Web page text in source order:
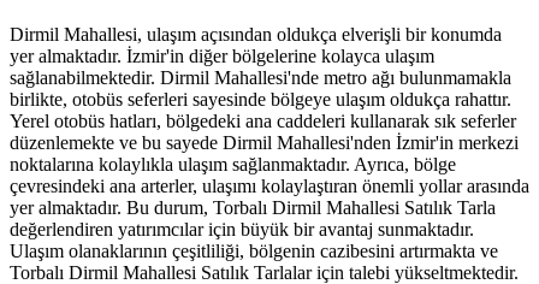
Dirmil Mahallesi, ulaşım açısından oldukça elverişli bir konumda
yer almaktadır. İzmir'in diğer bölgelerine kolayca ulaşım
sağlanabilmektedir. Dirmil Mahallesi'nde metro ağı bulunmamakla
birlikte, otobüs seferleri sayesinde bölgeye ulaşım oldukça rahattır.
Yerel otobüs hatları, bölgedeki ana caddeleri kullanarak sık seferler
düzenlemekte ve bu sayede Dirmil Mahallesi'nden İzmir'in merkezi
noktalarına kolaylıkla ulaşım sağlanmaktadır. Ayrıca, bölge
çevresindeki ana arterler, ulaşımı kolaylaştıran önemli yollar arasında
yer almaktadır. Bu durum, Torbalı Dirmil Mahallesi Satılık Tarla
değerlendiren yatırımcılar için büyük bir avantaj sunmaktadır.
Ulaşım olanaklarının çeşitliliği, bölgenin cazibesini artırmakta ve
Torbalı Dirmil Mahallesi Satılık Tarlalar için talebi yükseltmektedir.